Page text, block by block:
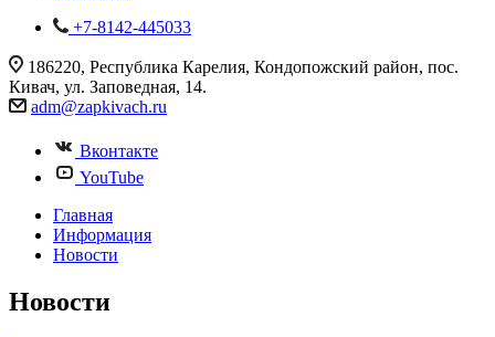
+7-8142-445033
186220, Республика Карелия, Кондопожский район, пос.
Кивач, ул. Заповедная, 14.
adm@zapkivach.ru
Вконтакте
YouTube
Главная
Информация
Новости
Новости